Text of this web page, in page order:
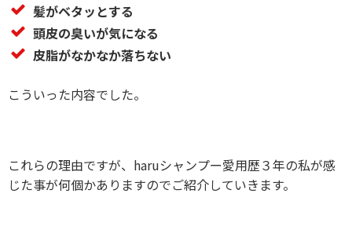
髪がベタッとする
頭皮の臭いが気になる
皮脂がなかなか落ちない
こういった内容でした。
これらの理由ですが、haruシャンプー愛用歴３年の私が感
じた事が何個かありますのでご紹介していきます。